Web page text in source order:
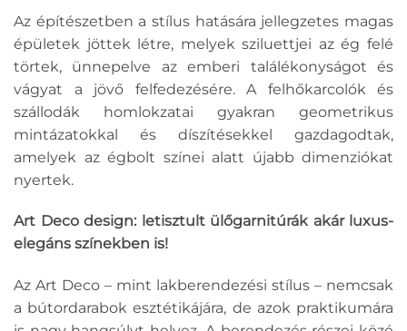
Az építészetben a stílus hatására jellegzetes magas
épületek jöttek létre, melyek sziluettjei az ég felé
törtek, ünnepelve az emberi találékonyságot és
vágyat a jövő felfedezésére. A felhőkarcolók és
szállodák homlokzatai gyakran geometrikus
mintázatokkal és díszítésekkel gazdagodtak,
amelyek az égbolt színei alatt újabb dimenziókat
nyertek.
Art Deco design: letisztult ülőgarnitúrák akár luxus-
elegáns színekben is!
Az Art Deco – mint lakberendezési stílus – nemcsak
a bútordarabok esztétikájára, de azok praktikumára